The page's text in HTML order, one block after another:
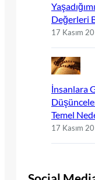
Değerleri
17 Kasım
İnsanlara
Temel
17 Kasım